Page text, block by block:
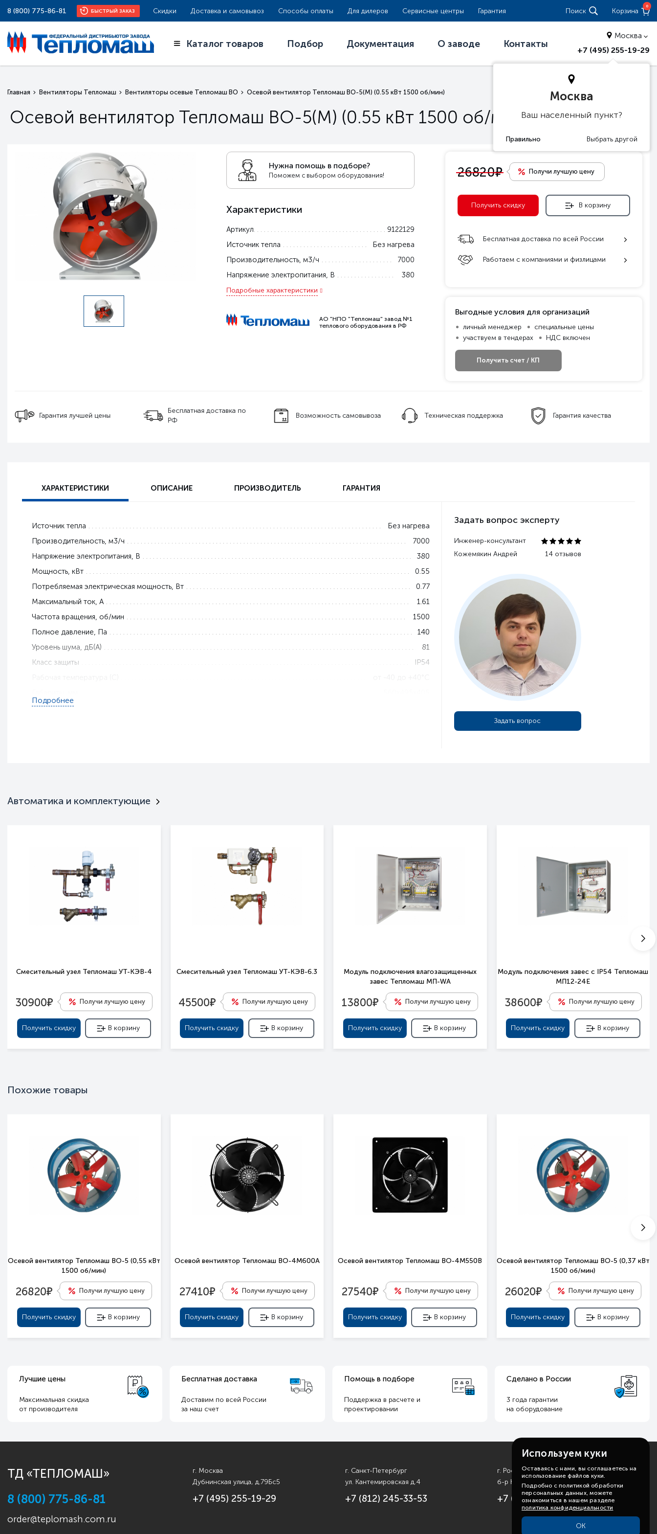
8 (800) 775-86-81 БЫСТРЫЙ ЗАКАЗ Скидки Доставка и самовывоз Способы оплаты Для дилеров Сервисные центры Гарантия Поиск Корзина
0
Каталог товаров Подбор Документация О заводе Контакты
+7 (495) 255-19-29
Москва
Москва
Ваш населенный пункт?
Главная Вентиляторы Тепломаш Вентиляторы осевые Тепломаш ВО Осевой вентилятор Тепломаш ВО-5(М) (0.55 кВт 1500 oб/мин)
Осевой вентилятор Тепломаш ВО-5(М) (0.55 кВт 1500 oб/мин)
Нужна помощь в подборе?
Поможем с выбором оборудования!
Характеристики
Артикул
9122129
Источник тепла
Без нагрева
Производительность, м3/ч
7000
Напряжение электропитания, В
380
Подробные характеристики
АО "НПО "Тепломаш" завод №1
теплового оборудования в РФ
26820е Получи лучшую цену
Получить скидку В корзину
Бесплатная доставка по всей России
Работаем с компаниями и физлицами
Выгодные условия для организаций
личный менеджер
специальные цены
участвуем в тендерах
НДС включен
Получить счет / КП
Гарантия лучшей цены
Бесплатная доставка по
РФ
Возможность самовывоза Техническая поддержка Гарантия качества
ХАРАКТЕРИСТИКИ ОПИСАНИЕ ПРОИЗВОДИТЕЛЬ ГАРАНТИЯ
Задать вопрос эксперту
Инженер-консультант
Кожемякин Андрей
14 отзывов
Задать вопрос
Источник тепла
Без нагрева
Производительность, м3/ч
7000
Напряжение электропитания, В
380
Мощность, кВт
0.55
Потребляемая электрическая мощность, Вт
0.77
Максимальный ток, A
1.61
Частота вращения, об/мин
1500
Полное давление, Па
140
Уровень шума, дБ(А)
81
Класс защиты
IP54
Вес, кг
Подробнее
Автоматика и комплектующие
Смесительный узел Тепломаш УТ-КЭВ-4
30900е Получи лучшую цену
Получить скидку В корзину
Смесительный узел Тепломаш УТ-КЭВ-6.3
45500е Получи лучшую цену
Получить скидку В корзину
Модуль подключения влагозащищенных
завес Тепломаш МП-WA
13800е Получи лучшую цену
Получить скидку В корзину
Модуль подключения завес c IP54 Тепломаш
МП12-24Е
38600е Получи лучшую цену
Получить скидку В корзину
Похожие товары
Осевой вентилятор Тепломаш ВО-5 (0,55 кВт
1500 oб/мин)
26820е Получи лучшую цену
Получить скидку В корзину
Осевой вентилятор Тепломаш ВО-4М600A
27410е Получи лучшую цену
Получить скидку В корзину
Осевой вентилятор Тепломаш ВО-4М550B
27540е Получи лучшую цену
Получить скидку В корзину
Осевой вентилятор Тепломаш ВО-5 (0,37 кВт
1500 oб/мин)
26020е Получи лучшую цену
Получить скидку В корзину
Лучшие цены
Максимальная скидка
от производителя
Бесплатная доставка
Доставим по всей России
за наш счет
Помощь в подборе
Поддержка в расчете и
проектировании
Сделано в России
3 года гарантии
на оборудование
ТД «ТЕПЛОМАШ»
8 (800) 775-86-81
order@teplomash.com.ru
г. Москва
Дубнинская улица, д.79Бс5
+7 (495) 255-19-29
г. Санкт-Петербург
ул. Кантемировская д.4
+7 (812) 245-33-53
г. Ростов-на-Дону
б-р Комарова, д. 11
+7 (863) 310-99-19
Используем куки
Оставаясь с нами, вы соглашаетесь на
использование файлов куки.
Подробно с политикой обработки
персональных данных, можете
ознакомиться в нашем разделе
политика конфиденциальности
ОК